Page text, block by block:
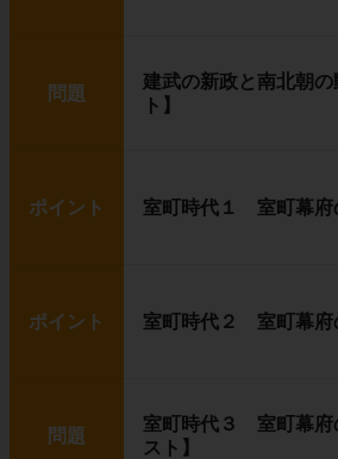
問題
建武の新政と南北朝
ト】
ポイント 室町時代１ 室町幕府
ポイント 室町時代２ 室町幕府
問題
室町時代３ 室町幕
スト】